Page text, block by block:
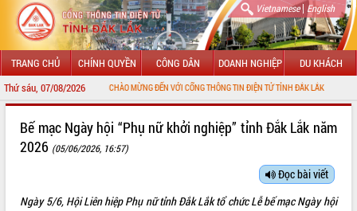
Vietnamese| English
TRANG CHỦ CHÍNH QUYỀN CÔNG DÂN DOANH NGHIỆP DU KHÁCH
Thứ sáu, 07/08/2026CHÀO MỪNG ĐẾN VỚI CỔNG THÔNG TIN ĐIỆN TỬ TỈNH ĐẮK LẮK
LÃNH ĐẠO UBND TỈNH
Bế mạc Ngày hội “Phụ nữ khởi nghiệp” tỉnh Đắk Lắk năm
2026 (05/06/2026, 16:57)
Đọc bài viết
Ngày 5/6, Hội Liên hiệp Phụ nữ tỉnh Đắk Lắk tổ chức Lễ bế mạc Ngày hội